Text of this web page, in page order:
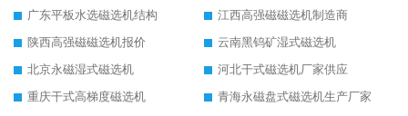
广东平板水选磁选机结构
江西高强磁磁选机制造商
陕西高强磁磁选机报价
云南黑钨矿湿式磁选机
北京永磁湿式磁选机
河北干式磁选机厂家供应
重庆干式高梯度磁选机
青海永磁盘式磁选机生产厂家